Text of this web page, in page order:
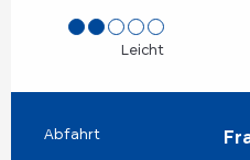
Leicht
Praktische
Abfahrt